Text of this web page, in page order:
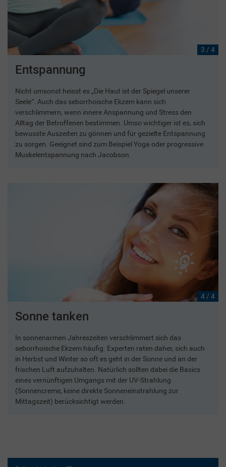
3 / 4
Entspannung
Nicht umsonst heisst es „Die Haut ist der Spiegel unserer
Seele“. Auch das seborrhoische Ekzem kann sich
verschlimmern, wenn innere Anspannung und Stress den
Alltag der Betroffenen bestimmen. Umso wichtiger ist es, sich
bewusste Auszeiten zu gönnen und für gezielte Entspannung
zu sorgen. Geeignet sind zum Beispiel Yoga oder progressive
Muskelentspannung nach Jacobson.
4 / 4
Sonne tanken
In sonnenarmen Jahreszeiten verschlimmert sich das
seborrhoische Ekzem häufig. Experten raten daher, sich auch
in Herbst und Winter so oft es geht in der Sonne und an der
frischen Luft aufzuhalten. Natürlich sollten dabei die Basics
eines vernünftigen Umgangs mit der UV-Strahlung
(Sonnencreme, keine direkte Sonneneinstrahlung zur
Mittagszeit) berücksichtigt werden.